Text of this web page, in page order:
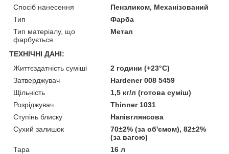
Спосіб нанесення
Пензликом, Механізований
Тип
Фарба
Тип матеріалу, що
фарбується
Метал
ТЕХНІЧНІ ДАНІ:
Життєздатність суміші
2 години (+23°C)
Затверджувач
Hardener 008 5459
Щільність
1,5 кг/л (готова суміш)
Розріджувач
Thinner 1031
Ступінь блиску
Напівглянсова
Сухий залишок
70±2% (за об'ємом), 82±2%
(за вагою)
Тара
16 л